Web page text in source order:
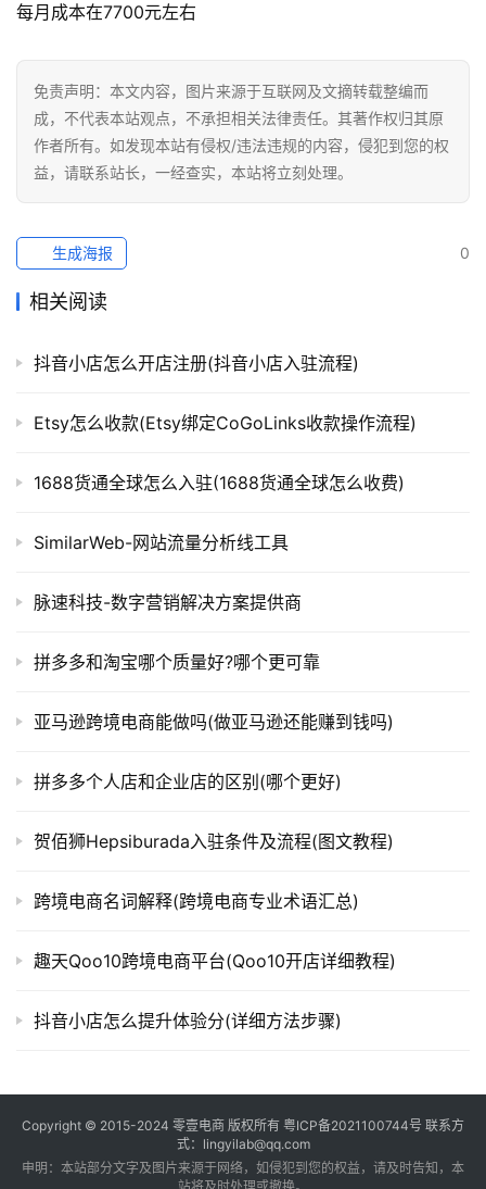
每月成本在7700元左右
免责声明：本文内容，图片来源于互联网及文摘转载整编而
成，不代表本站观点，不承担相关法律责任。其著作权归其原
作者所有。如发现本站有侵权/违法违规的内容，侵犯到您的权
益，请联系站长，一经查实，本站将立刻处理。
0
生成海报
相关阅读
抖音小店怎么开店注册(抖音小店入驻流程)
Etsy怎么收款(Etsy绑定CoGoLinks收款操作流程)
1688货通全球怎么入驻(1688货通全球怎么收费)
SimilarWeb-网站流量分析线工具
脉速科技-数字营销解决方案提供商
拼多多和淘宝哪个质量好?哪个更可靠
亚马逊跨境电商能做吗(做亚马逊还能赚到钱吗)
拼多多个人店和企业店的区别(哪个更好)
贺佰狮Hepsiburada入驻条件及流程(图文教程)
跨境电商名词解释(跨境电商专业术语汇总)
趣天Qoo10跨境电商平台(Qoo10开店详细教程)
抖音小店怎么提升体验分(详细方法步骤)
Copyright © 2015-2024 零壹电商 版权所有 粤ICP备2021100744号 联系方
式：lingyilab@qq.com
申明：本站部分文字及图片来源于网络，如侵犯到您的权益，请及时告知，本